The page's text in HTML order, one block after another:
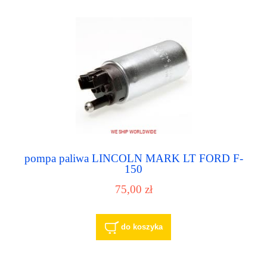
pompa paliwa LINCOLN MARK LT FORD F-
150
75,00 zł
do koszyka